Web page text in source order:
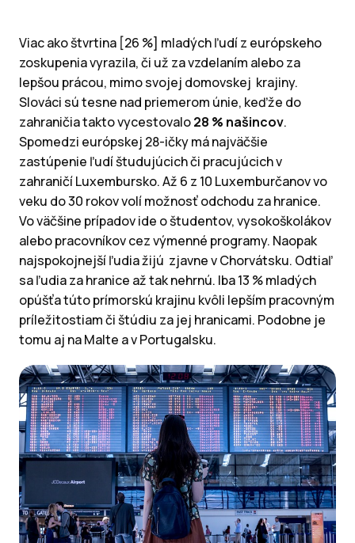
Viac ako štvrtina [26 %] mladých ľudí z európskeho
zoskupenia vyrazila, či už za vzdelaním alebo za
lepšou prácou, mimo svojej domovskej krajiny.
Slováci sú tesne nad priemerom únie, keďže do
zahraničia takto vycestovalo28 % našincov.
Spomedzi európskej 28-ičky má najväčšie
zastúpenie ľudí študujúcich či pracujúcich v
zahraničí Luxembursko. Až 6 z 10 Luxemburčanov vo
veku do 30 rokov volí možnosť odchodu za hranice.
Vo väčšine prípadov ide o študentov, vysokoškolákov
alebo pracovníkov cez výmenné programy. Naopak
najspokojnejší ľudia žijú zjavne v Chorvátsku. Odtiaľ
sa ľudia za hranice až tak nehrnú. Iba 13 % mladých
opúšťa túto prímorskú krajinu kvôli lepším pracovným
príležitostiam či štúdiu za jej hranicami. Podobne je
tomu aj na Malte a v Portugalsku.